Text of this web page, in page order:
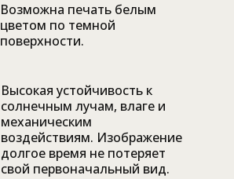
Возможна печать белым
цветом по темной
поверхности.
Высокая устойчивость к
солнечным лучам, влаге и
механическим
воздействиям. Изображение
долгое время не потеряет
свой первоначальный вид.